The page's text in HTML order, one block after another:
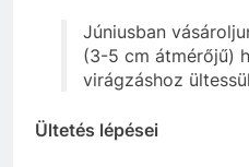
Júniusban
(3-5 cm átmérőjű)
virágzáshoz
Ültetés lépései